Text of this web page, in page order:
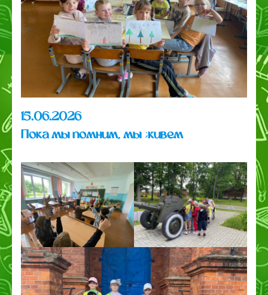
15.06.2026
Пока мы помним, мы живем